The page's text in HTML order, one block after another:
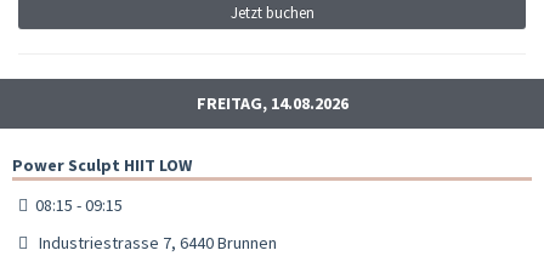
Jetzt buchen
FREITAG, 14.08.2026
Power Sculpt HIIT LOW
08:15 - 09:15
Industriestrasse 7, 6440 Brunnen